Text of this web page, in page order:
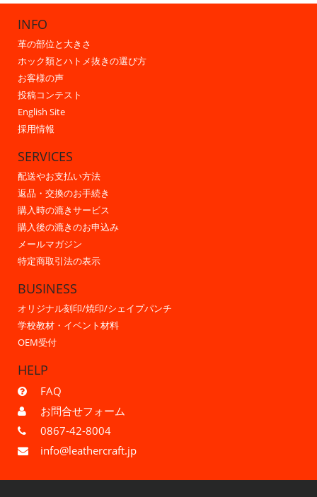
INFO
革の部位と大きさ
ホック類とハトメ抜きの選び方
お客様の声
投稿コンテスト
English Site
採用情報
SERVICES
配送やお支払い方法
返品・交換のお手続き
購入時の漉きサービス
購入後の漉きのお申込み
メールマガジン
特定商取引法の表示
BUSINESS
オリジナル刻印/焼印/シェイプパンチ
学校教材・イベント材料
OEM受付
HELP
FAQ
お問合せフォーム
0867-42-8004
info@leathercraft.jp